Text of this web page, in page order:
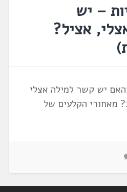
– יש
אציל?
יש קשר למילה אצלי
מאחורי הקלעים של